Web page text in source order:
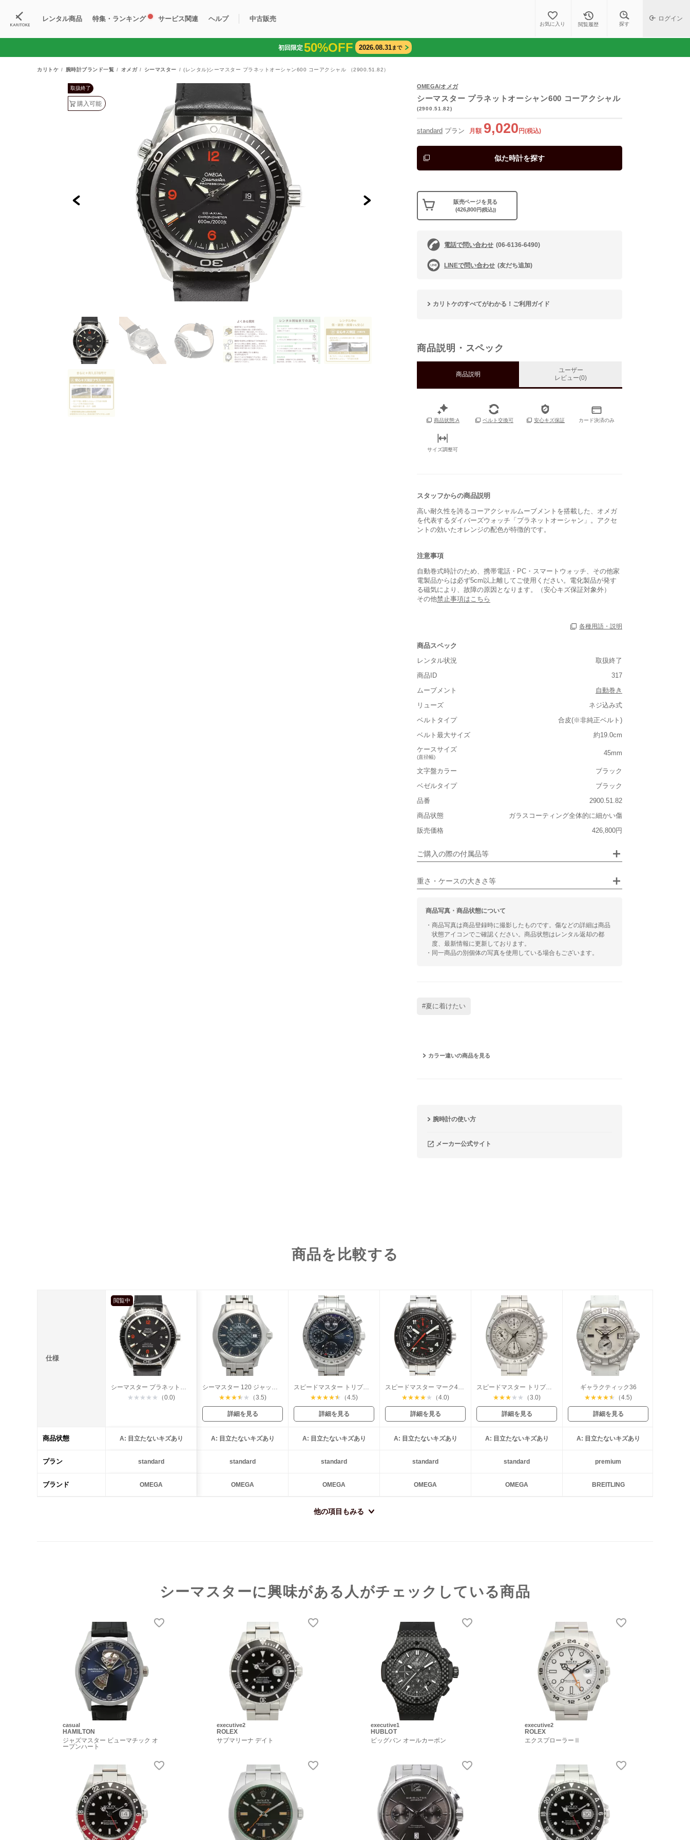
レンタル商品
購入可能商品
特集・ランキング サービス関連
カリトケとは？
ヘルプ
Q&A
中古販売
中古販売商品 ブランド一覧 中古販売について
お気に入り 閲覧履歴 探す
ログイン
初回限定50%OFF 2026.08.31まで
カリトケ 腕時計ブランド一覧 オメガ シーマスター (レンタル)シーマスター プラネットオーシャン600 コーアクシャル （2900.51.82）
取扱終了
購入可能
OMEGA/オメガ
シーマスター プラネットオーシャン600 コーアクシャル
(2900.51.82)
standard プラン 月額 9,020 円(税込)
似た時計を探す
販売ページを見る
(426,800円(税込))
電話で問い合わせ (06-6136-6490)
LINEで問い合わせ (友だち追加)
カリトケのすべてがわかる！ご利用ガイド
商品説明・スペック
商品説明
ユーザー
レビュー(0)
商品状態:A ベルト交換可 安心キズ保証 カード決済のみ
サイズ調整可
スタッフからの商品説明
高い耐久性を誇るコーアクシャルムーブメントを搭載した、オメガ
を代表するダイバーズウォッチ「プラネットオーシャン」。アクセ
ントの効いたオレンジの配色が特徴的です。
注意事項
自動巻式時計のため、携帯電話・PC・スマートウォッチ、その他家
電製品からは必ず5cm以上離してご使用ください。電化製品が発す
る磁気により、故障の原因となります。（安心キズ保証対象外）
その他禁止事項はこちら
各種用語・説明
商品スペック
レンタル状況
取扱終了
商品ID
317
ムーブメント
自動巻き
リューズ
ネジ込み式
ベルトタイプ
合皮(※非純正ベルト)
ベルト最大サイズ
約19.0cm
ケースサイズ
(直径幅)
45mm
文字盤カラー
ブラック
ベゼルタイプ
ブラック
品番
2900.51.82
商品状態
ガラスコーティング全体的に細かい傷
販売価格
426,800円
ご購入の際の付属品等
保証書
なし
箱
なし
重さ・ケースの大きさ等
■重さ(ベルト込み)
■ケースの大きさ
小さい 大きい
■装飾感
カジュアル ビジネス
商品写真・商品状態について
・商品写真は商品登録時に撮影したものです。傷などの詳細は商品
状態アイコンでご確認ください。商品状態はレンタル返却の都
度、最新情報に更新しております。
・同一商品の別個体の写真を使用している場合もございます。
#夏に着けたい
カラー違いの商品を見る
腕時計の使い方
メーカー公式サイト
商品を比較する
仕様
閲覧中
シーマスター プラネットオーシャン600 コーアクシャル
★ ★ ★ ★ ★ （0.0)
シーマスター 120 ジャックマイヨールモデル
★★★★ ★ （3.5)
詳細を見る
スピードマスター トリプルカレンダー
★★★★★ （4.5)
詳細を見る
スピードマスター マーク40 デイト
★★★★ ★ （4.0)
詳細を見る
スピードマスター トリプルカレンダー
★★★ ★ ★ （3.0)
詳細を見る
ギャラクティック36
★★★★★ （4.5)
詳細を見る
商品状態 A: 目立たないキズあり A: 目立たないキズあり A: 目立たないキズあり A: 目立たないキズあり A: 目立たないキズあり A: 目立たないキズあり
プラン standard standard standard standard standard premium
ブランド OMEGA OMEGA OMEGA OMEGA OMEGA BREITLING
他の項目もみる
シーマスターに興味がある人がチェックしている商品
casual
HAMILTON
ジャズマスター ビューマチック オ
ープンハート
executive2
ROLEX
サブマリーナ デイト
executive1
HUBLOT
ビッグバン オールカーボン
executive2
ROLEX
エクスプローラーⅡ